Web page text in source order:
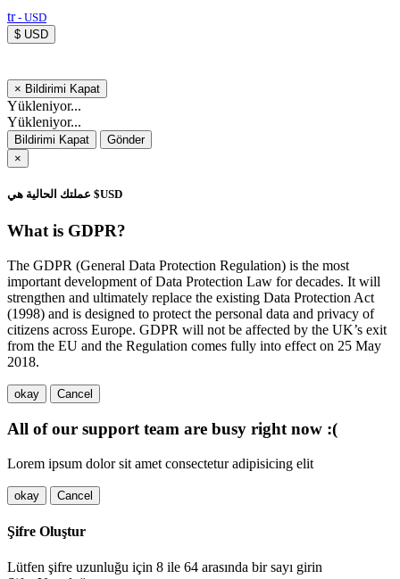
tr- USD
$ USD
× Bildirimi Kapat
Yükleniyor...
Yükleniyor...
Bildirimi Kapat
Gönder
×
عملتك الحالية هي $USD
What is GDPR?
The GDPR (General Data Protection Regulation) is the most
important development of Data Protection Law for decades. It will
strengthen and ultimately replace the existing Data Protection Act
(1998) and is designed to protect the personal data and privacy of
citizens across Europe. GDPR will not be affected by the UK’s exit
from the EU and the Regulation comes fully into effect on 25 May
2018.
okay Cancel
All of our support team are busy right now :(
Lorem ipsum dolor sit amet consectetur adipisicing elit
okay Cancel
Şifre Oluştur
Lütfen şifre uzunluğu için 8 ile 64 arasında bir sayı girin